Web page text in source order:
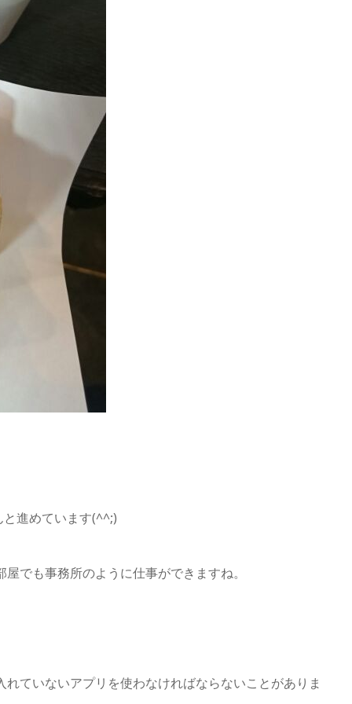
進めています(^^;)
でも事務所のように仕事ができますね。
ていないアプリを使わなければならないことがありま